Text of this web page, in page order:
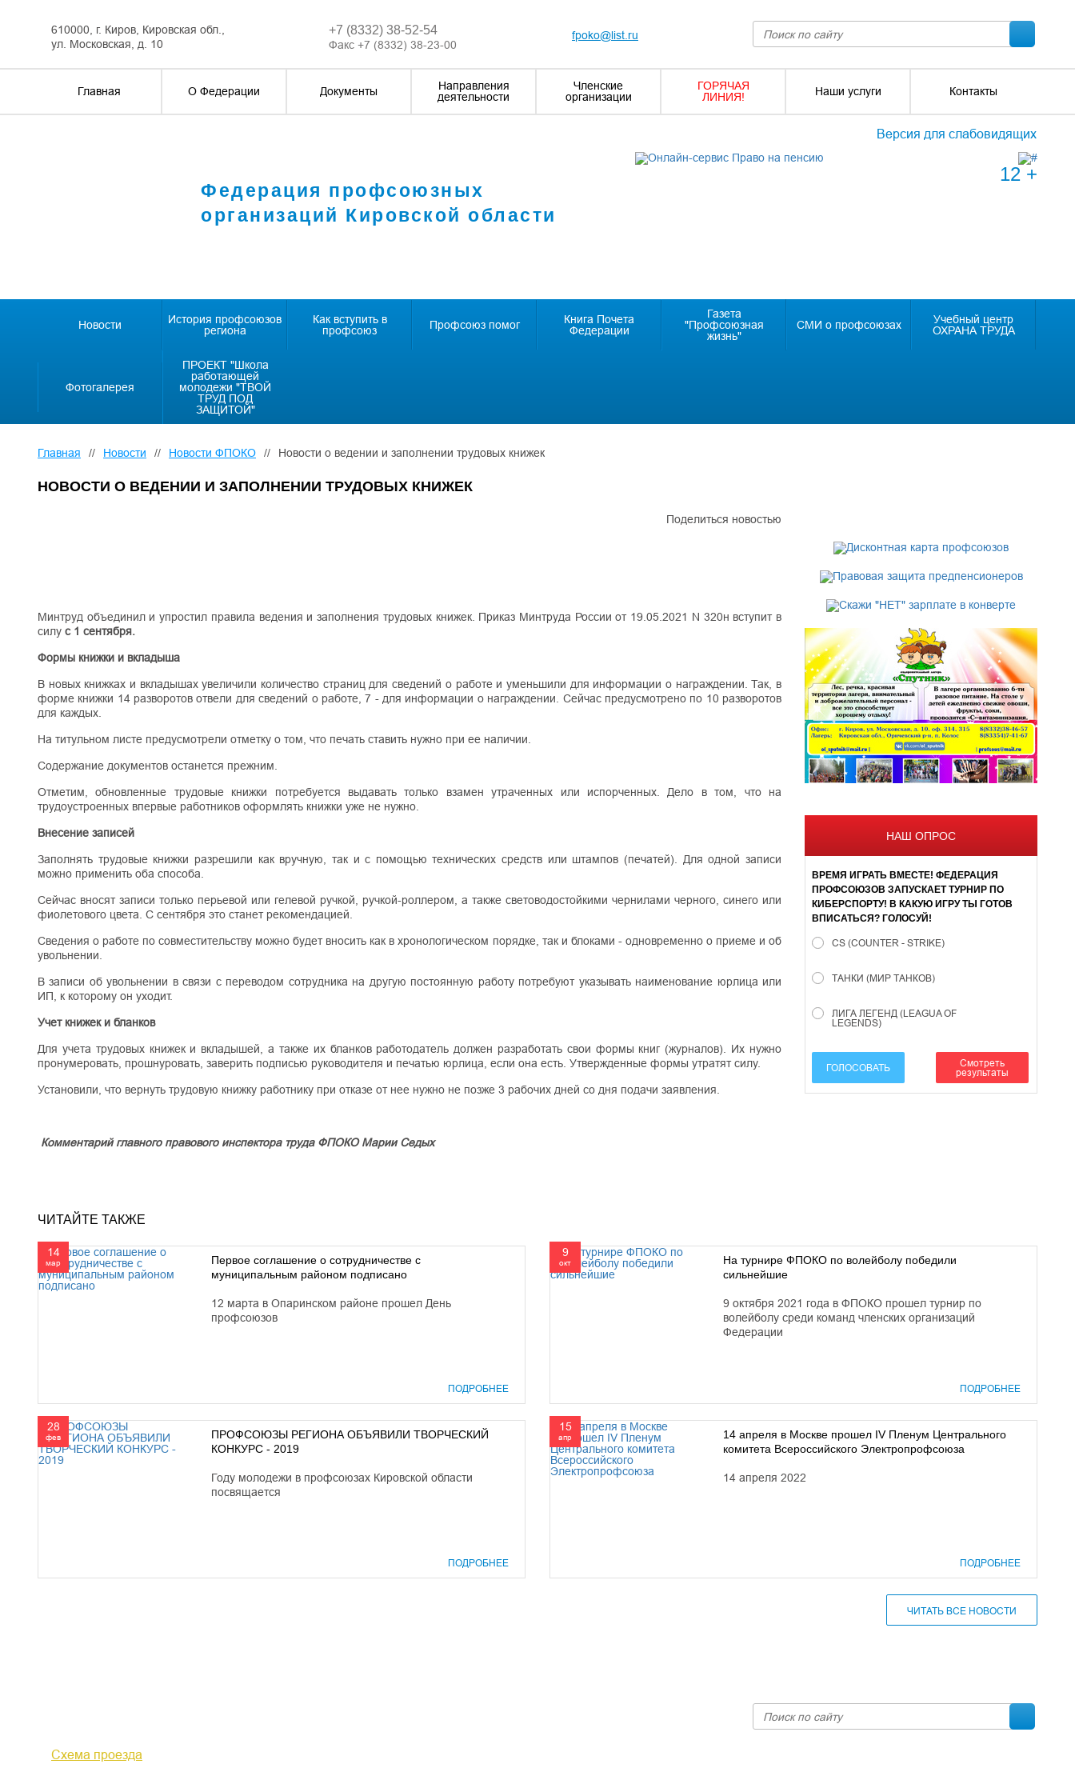
610000, г. Киров, Кировская обл.,
ул. Московская, д. 10
+7 (8332) 38-52-54
Факс +7 (8332) 38-23-00
fpoko@list.ru
Главная О Федерации Документы
Направления
деятельности
Членские
организации
ГОРЯЧАЯ
ЛИНИЯ!
Наши услуги Контакты
Версия для слабовидящих
Федерация профсоюзных
организаций Кировской области
12 +
Новости
История профсоюзов
региона
Как вступить в
профсоюз
Профсоюз помог
Книга Почета
Федерации
Газета
"Профсоюзная
жизнь"
СМИ о профсоюзах
Учебный центр
ОХРАНА ТРУДА
Фотогалерея
ПРОЕКТ "Школа
работающей
молодежи "ТВОЙ
ТРУД ПОД
ЗАЩИТОЙ"
Главная // Новости // Новости ФПОКО // Новости о ведении и заполнении трудовых книжек
НОВОСТИ О ВЕДЕНИИ И ЗАПОЛНЕНИИ ТРУДОВЫХ КНИЖЕК
Поделиться новостью
Минтруд объединил и упростил правила ведения и заполнения трудовых книжек. Приказ Минтруда России от 19.05.2021 N 320н вступит в
силу с 1 сентября.
Формы книжки и вкладыша
В новых книжках и вкладышах увеличили количество страниц для сведений о работе и уменьшили для информации о награждении. Так, в
форме книжки 14 разворотов отвели для сведений о работе, 7 - для информации о награждении. Сейчас предусмотрено по 10 разворотов
для каждых.
На титульном листе предусмотрели отметку о том, что печать ставить нужно при ее наличии.
Содержание документов останется прежним.
Отметим, обновленные трудовые книжки потребуется выдавать только взамен утраченных или испорченных. Дело в том, что на
трудоустроенных впервые работников оформлять книжки уже не нужно.
Внесение записей
Заполнять трудовые книжки разрешили как вручную, так и с помощью технических средств или штампов (печатей). Для одной записи
можно применить оба способа.
Сейчас вносят записи только перьевой или гелевой ручкой, ручкой-роллером, а также световодостойкими чернилами черного, синего или
фиолетового цвета. С сентября это станет рекомендацией.
Сведения о работе по совместительству можно будет вносить как в хронологическом порядке, так и блоками - одновременно о приеме и об
увольнении.
В записи об увольнении в связи с переводом сотрудника на другую постоянную работу потребуют указывать наименование юрлица или
ИП, к которому он уходит.
Учет книжек и бланков
Для учета трудовых книжек и вкладышей, а также их бланков работодатель должен разработать свои формы книг (журналов). Их нужно
пронумеровать, прошнуровать, заверить подписью руководителя и печатью юрлица, если она есть. Утвержденные формы утратят силу.
Установили, что вернуть трудовую книжку работнику при отказе от нее нужно не позже 3 рабочих дней со дня подачи заявления.
Комментарий главного правового инспектора труда ФПОКО Марии Седых
НАШ ОПРОС
ВРЕМЯ ИГРАТЬ ВМЕСТЕ! ФЕДЕРАЦИЯ
ПРОФСОЮЗОВ ЗАПУСКАЕТ ТУРНИР ПО
КИБЕРСПОРТУ! В КАКУЮ ИГРУ ТЫ ГОТОВ
ВПИСАТЬСЯ? ГОЛОСУЙ!
CS (COUNTER - STRIKE)
ТАНКИ (МИР ТАНКОВ)
ЛИГА ЛЕГЕНД (LEAGUA OF
LEGENDS)
ГОЛОСОВАТЬ
Смотреть
результаты
ЧИТАЙТЕ ТАКЖЕ
14
мар
Первое соглашение о сотрудничестве с
муниципальным районом подписано
12 марта в Опаринском районе прошел День
профсоюзов
ПОДРОБНЕЕ
9
окт
На турнире ФПОКО по волейболу победили
сильнейшие
9 октября 2021 года в ФПОКО прошел турнир по
волейболу среди команд членских организаций
Федерации
ПОДРОБНЕЕ
28
фев
ПРОФСОЮЗЫ РЕГИОНА ОБЪЯВИЛИ ТВОРЧЕСКИЙ
КОНКУРС - 2019
Году молодежи в профсоюзах Кировской области
посвящается
ПОДРОБНЕЕ
15
апр
14 апреля в Москве прошел IV Пленум Центрального
комитета Всероссийского Электропрофсоюза
14 апреля 2022
ПОДРОБНЕЕ
ЧИТАТЬ ВСЕ НОВОСТИ
Схема проезда